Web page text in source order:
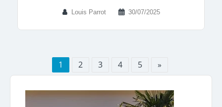
Louis Parrot 30/07/2025
1 2 3 4 5 »